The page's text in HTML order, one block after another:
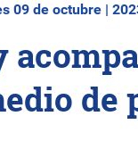
09 de octubre |
de